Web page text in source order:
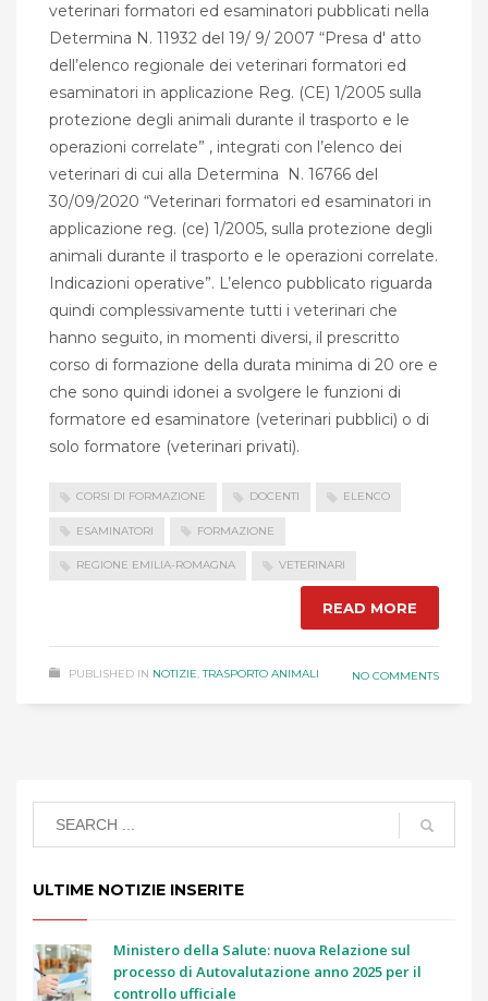
veterinari formatori ed esaminatori pubblicati nella
Determina N. 11932 del 19/ 9/ 2007 “Presa d' atto
dell’elenco regionale dei veterinari formatori ed
esaminatori in applicazione Reg. (CE) 1/2005 sulla
protezione degli animali durante il trasporto e le
operazioni correlate” , integrati con l’elenco dei
veterinari di cui alla Determina N. 16766 del
30/09/2020 “Veterinari formatori ed esaminatori in
applicazione reg. (ce) 1/2005, sulla protezione degli
animali durante il trasporto e le operazioni correlate.
Indicazioni operative”. L’elenco pubblicato riguarda
quindi complessivamente tutti i veterinari che
hanno seguito, in momenti diversi, il prescritto
corso di formazione della durata minima di 20 ore e
che sono quindi idonei a svolgere le funzioni di
formatore ed esaminatore (veterinari pubblici) o di
solo formatore (veterinari privati).
CORSI DI FORMAZIONE DOCENTI ELENCO
ESAMINATORI FORMAZIONE
REGIONE EMILIA-ROMAGNA VETERINARI
READ MORE
PUBLISHED IN NOTIZIE ,TRASPORTO ANIMALI NO COMMENTS
ULTIME NOTIZIE INSERITE
Ministero della Salute: nuova Relazione sul
processo di Autovalutazione anno 2025 per il
controllo ufficiale